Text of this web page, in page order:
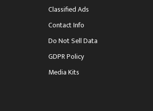
Classified Ads
Contact Info
Do Not Sell Data
GDPR Policy
Media Kits